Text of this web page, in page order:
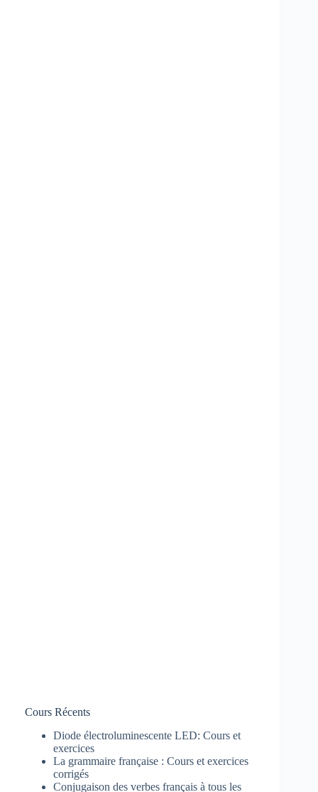
Cours Récents
Diode électroluminescente LED: Cours et
exercices
La grammaire française : Cours et exercices
corrigés
Conjugaison des verbes français à tous les